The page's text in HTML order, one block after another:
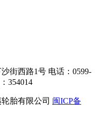
街西路1号 电话：0599-
354014
胎有限公司 闽ICP备